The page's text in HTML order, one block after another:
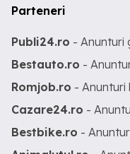
Parteneri
Publi24.ro - Anunturi
Bestauto.ro -
Romjob.ro - Anunturi
Cazare24.ro -
Bestbike.ro -